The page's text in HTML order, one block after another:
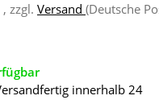
zzgl. Versand (Deutsche
innerhalb 24